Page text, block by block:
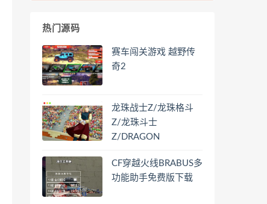
热门源码
赛车闯关游戏 越野传
奇2
龙珠战士Z/龙珠格斗
Z/龙珠斗士
Z/DRAGON
CF穿越火线BRABUS多
功能助手免费版下载